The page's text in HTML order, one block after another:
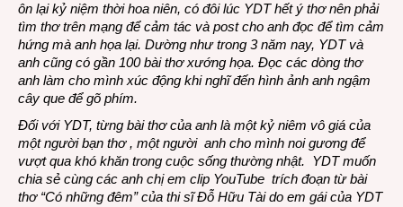
ôn lại kỷ niệm thời hoa niên, có đôi lúc YDT hết ý thơ nên phải
tìm thơ trên mạng để cảm tác và post cho anh đọc để tìm cảm
hứng mà anh họa lại. Dường như trong 3 năm nay, YDT và
anh cũng có gần 100 bài thơ xướng họa. Đọc các dòng thơ
anh làm cho mình xúc động khi nghĩ đến hình ảnh anh ngậm
cây que để gõ phím.
Đối với YDT, từng bài thơ của anh là một kỷ niêm vô giá của
một người bạn thơ , một người anh cho mình noi gương để
vượt qua khó khăn trong cuộc sống thường nhật. YDT muốn
chia sẻ cùng các anh chị em clip YouTube trích đoạn từ bài
thơ “Có những đêm” của thi sĩ Đỗ Hữu Tài do em gái của YDT